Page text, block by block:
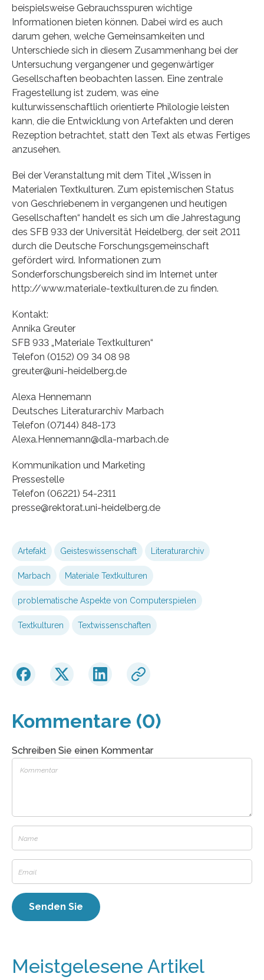
beispielsweise Gebrauchsspuren wichtige
Informationen bieten können. Dabei wird es auch
darum gehen, welche Gemeinsamkeiten und
Unterschiede sich in diesem Zusammenhang bei der
Untersuchung vergangener und gegenwärtiger
Gesellschaften beobachten lassen. Eine zentrale
Fragestellung ist zudem, was eine
kulturwissenschaftlich orientierte Philologie leisten
kann, die die Entwicklung von Artefakten und deren
Rezeption betrachtet, statt den Text als etwas Fertiges
anzusehen.
Bei der Veranstaltung mit dem Titel „Wissen in
Materialen Textkulturen. Zum epistemischen Status
von Geschriebenem in vergangenen und heutigen
Gesellschaften“ handelt es sich um die Jahrestagung
des SFB 933 der Universität Heidelberg, der seit 2011
durch die Deutsche Forschungsgemeinschaft
gefördert wird. Informationen zum
Sonderforschungsbereich sind im Internet unter
http://www.materiale-textkulturen.de zu finden.
Kontakt:
Annika Greuter
SFB 933 „Materiale Textkulturen“
Telefon (0152) 09 34 08 98
greuter@uni-heidelberg.de
Alexa Hennemann
Deutsches Literaturarchiv Marbach
Telefon (07144) 848-173
Alexa.Hennemann@dla-marbach.de
Kommunikation und Marketing
Pressestelle
Telefon (06221) 54-2311
presse@rektorat.uni-heidelberg.de
Artefakt Geisteswissenschaft Literaturarchiv
Marbach Materiale Textkulturen
problematische Aspekte von Computerspielen
Textkulturen Textwissenschaften
Kommentare (0)
Schreiben Sie einen Kommentar
Meistgelesene Artikel